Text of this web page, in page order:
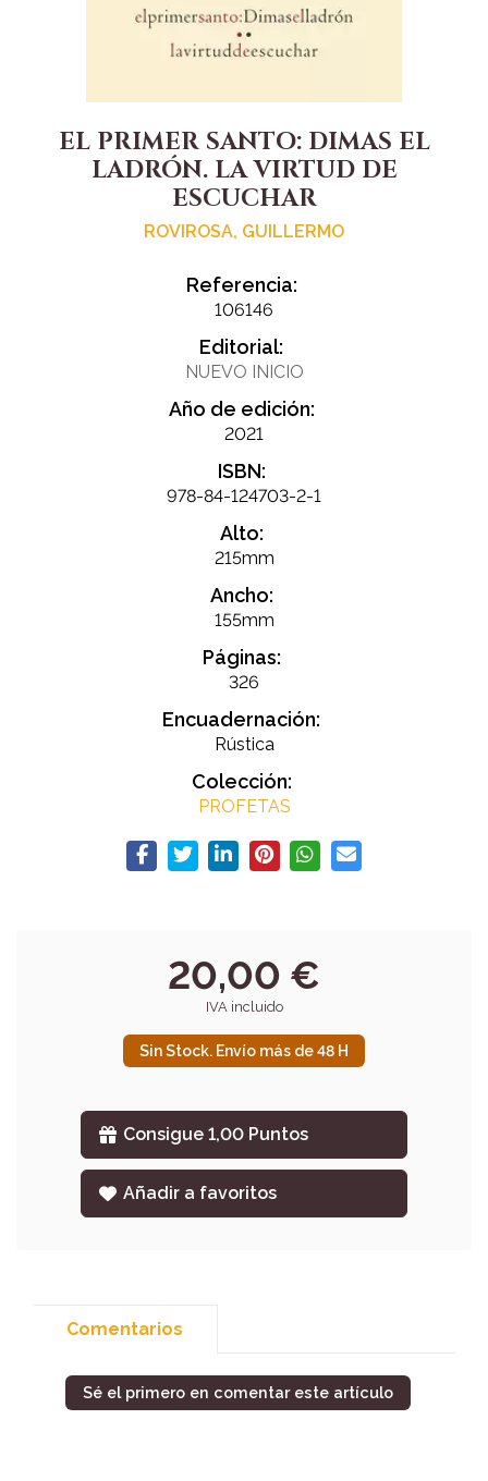
EL PRIMER SANTO: DIMAS EL
LADRÓN. LA VIRTUD DE
ESCUCHAR
ROVIROSA, GUILLERMO
Referencia:
106146
Editorial:
NUEVO INICIO
Año de edición:
2021
ISBN:
978-84-124703-2-1
Alto:
215mm
Ancho:
155mm
Páginas:
326
Encuadernación:
Rústica
Colección:
PROFETAS
20,00 €
IVA incluido
Sin Stock. Envío más de 48 H
Consigue 1,00 Puntos
Añadir a favoritos
Comentarios
Sé el primero en comentar este artículo